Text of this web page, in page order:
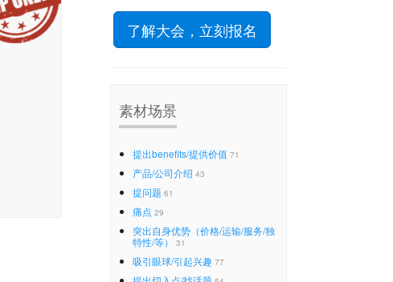
了解大会，立刻报名
素材场景
提出benefits/提供价值 71
产品/公司介绍 43
提问题 61
痛点 29
突出自身优势（价格/运输/服务/独
特性/等）
31
吸引眼球/引起兴趣 77